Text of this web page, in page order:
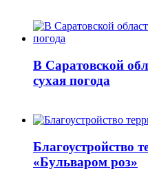
В Саратовской
сухая погода
Благоустройство
«Бульваром роз»